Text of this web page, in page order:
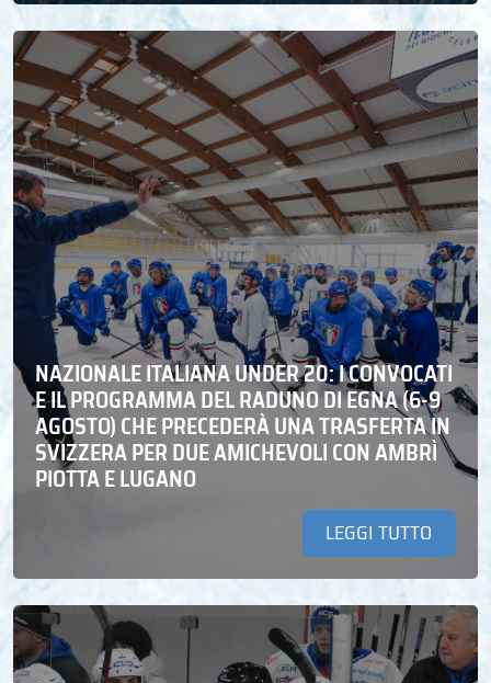
NAZIONALE ITALIANA UNDER 20: I CONVOCATI
E IL PROGRAMMA DEL RADUNO DI EGNA (6-9
AGOSTO) CHE PRECEDERÀ UNA TRASFERTA IN
SVIZZERA PER DUE AMICHEVOLI CON AMBRÌ
PIOTTA E LUGANO
LEGGI TUTTO